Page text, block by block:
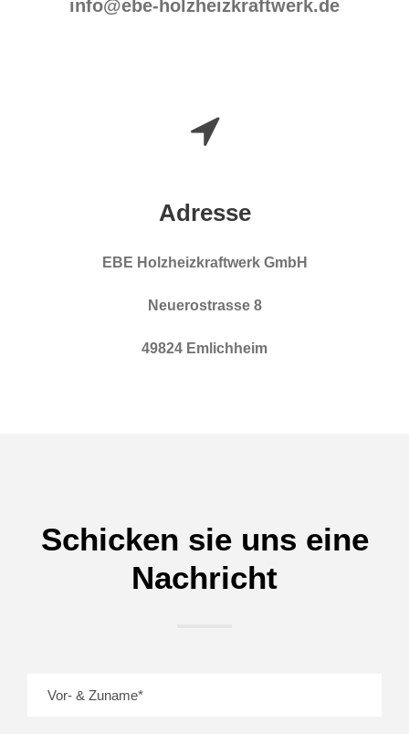
info@ebe-holzheizkraftwerk.de
Adresse
EBE Holzheizkraftwerk GmbH
Neuerostrasse 8
49824 Emlichheim
Schicken sie uns eine
Nachricht